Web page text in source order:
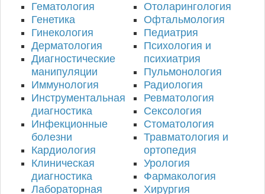
Гематология
Генетика
Гинекология
Дерматология
Диагностические
манипуляции
Иммунология
Инструментальная
диагностика
Инфекционные
болезни
Кардиология
Клиническая
диагностика
Лабораторная
Отоларингология
Офтальмология
Педиатрия
Психология и
психиатрия
Пульмонология
Радиология
Ревматология
Сексология
Стоматология
Травматология и
ортопедия
Урология
Фармакология
Хирургия